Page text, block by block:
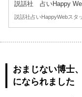
説話社 占いHappy
説話社占いHappyWebスタ
おまじない博士
になられました